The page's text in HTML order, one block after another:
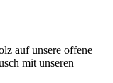
auf unsere offene
mit unseren